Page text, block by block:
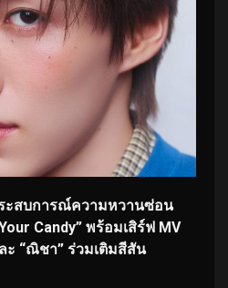
ระสบการณ์ความหวานซ่อน
Candy” พร้อมเสิร์ฟ MV
ะ “ณิชา” ร่วมเติมสีสัน